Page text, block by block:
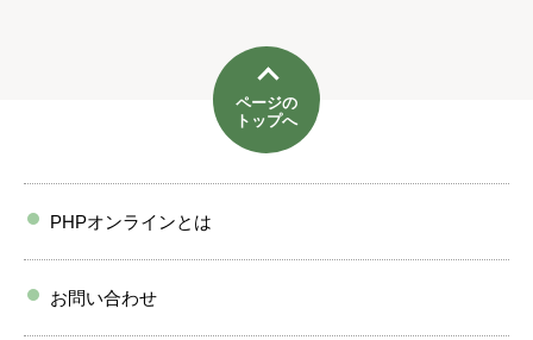
ページの
トップへ
PHPオンラインとは
お問い合わせ